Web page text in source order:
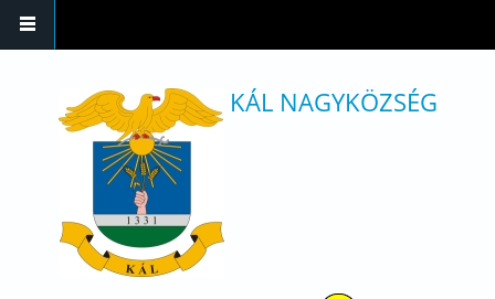
KÁL NAGYKÖZSÉG